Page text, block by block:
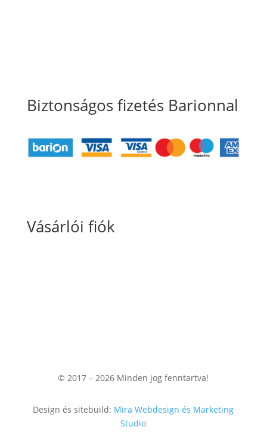
Biztonságos fizetés Barionnal
Vásárlói fiók
© 2017 – 2026 Minden jog fenntartva!
Design és sitebuild: Mira Webdesign és Marketing
Studio